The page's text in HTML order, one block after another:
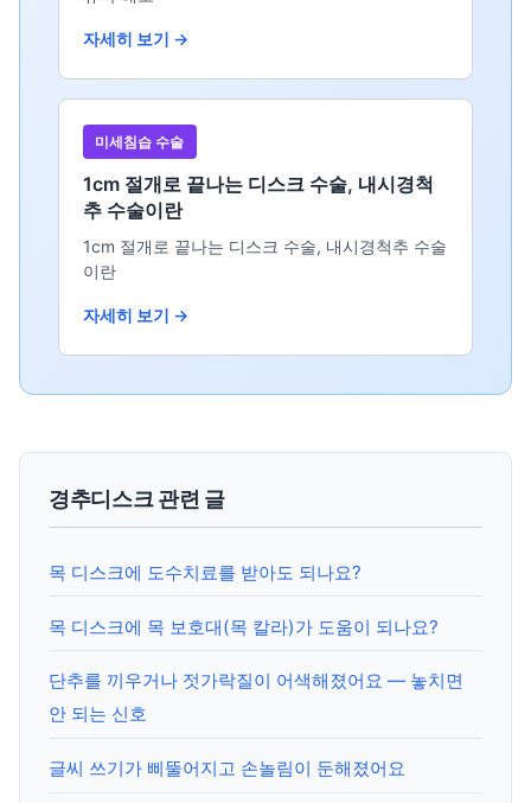
자세히 보기 →
미세침습 수술
1cm 절개로 끝나는 디스크 수술, 내시경척
추 수술이란
1cm 절개로 끝나는 디스크 수술, 내시경척추 수술
이란
자세히 보기 →
경추디스크 관련 글
목 디스크에 도수치료를 받아도 되나요?
목 디스크에 목 보호대(목 칼라)가 도움이 되나요?
단추를 끼우거나 젓가락질이 어색해졌어요 — 놓치면
안 되는 신호
글씨 쓰기가 삐뚤어지고 손놀림이 둔해졌어요